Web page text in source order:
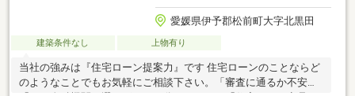
愛媛県伊予郡松前町大字北黒田
建築条件なし 上物有り
当社の強みは『住宅ローン提案力』です 住宅ローンのことならど
のようなことでもお気軽にご相談下さい。「審査に通るか不安」